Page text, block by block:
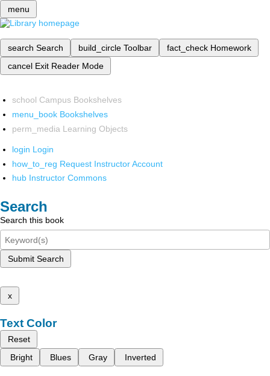
menu
search Search build_circle Toolbar fact_check Homework
cancel Exit Reader Mode
school Campus Bookshelves
menu_book Bookshelves
perm_media Learning Objects
login Login
how_to_reg Request Instructor Account
hub Instructor Commons
Search
Search this book
Submit Search
x
Text Color
Reset
Bright
Blues Gray Inverted